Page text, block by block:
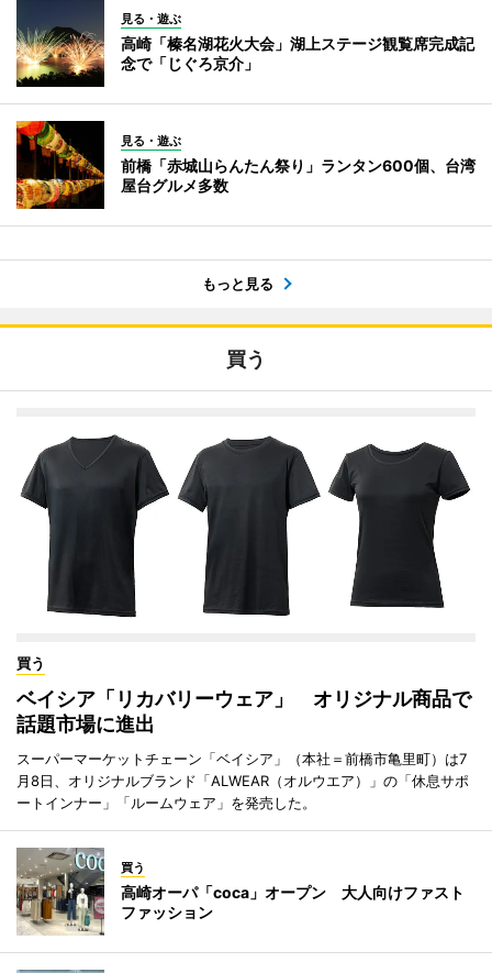
見る・遊ぶ
高崎「榛名湖花火大会」湖上ステージ観覧席完成記
念で「じぐろ京介」
見る・遊ぶ
前橋「赤城山らんたん祭り」ランタン600個、台湾
屋台グルメ多数
もっと見る
買う
買う
ベイシア「リカバリーウェア」 オリジナル商品で
話題市場に進出
スーパーマーケットチェーン「ベイシア」（本社＝前橋市亀里町）は7
月8日、オリジナルブランド「ALWEAR（オルウエア）」の「休息サポ
ートインナー」「ルームウェア」を発売した。
買う
高崎オーパ「coca」オープン 大人向けファスト
ファッション